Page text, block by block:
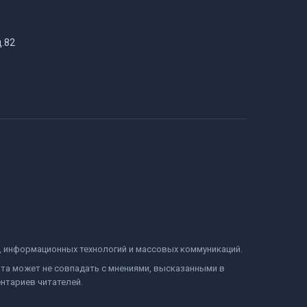
технологий и массовых коммуникаций.
может не совпадать с мнениями, высказанными в
читателей.